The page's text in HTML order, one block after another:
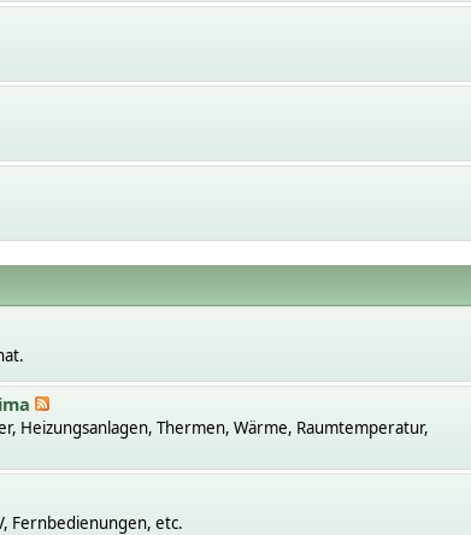
Heizungsanlagen, Thermen, Wärme, Raumtemperatur,
Fernbedienungen, etc.